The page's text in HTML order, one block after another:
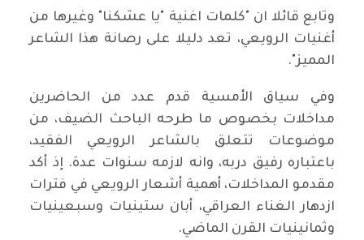
وتابع قائلا ان "كلمات اغنية "يا عشكنا" وغيرها من
أغنيات الرويعي، تعد دليلا على رصانة هذا الشاعر
المميز".
وفي سياق الأمسية قدم عدد من الحاضرين
مداخلات بخصوص ما طرحه الباحث الضيف، من
موضوعات تتعلق بالشاعر الرويعي الفقيد،
باعتباره رفيق دربه، وانه لازمه سنوات عدة. إذ أكد
مقدمو المداخلات، أهمية أشعار الرويعي في فترات
ازدهار الغناء العراقي، أبان ستينيات وسبعينيات
وثمانينيات القرن الماضي.